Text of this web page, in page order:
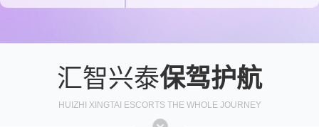
汇智兴泰保驾护航
HUIZHI XINGTAI ESCORTS THE WHOLE JOURNEY